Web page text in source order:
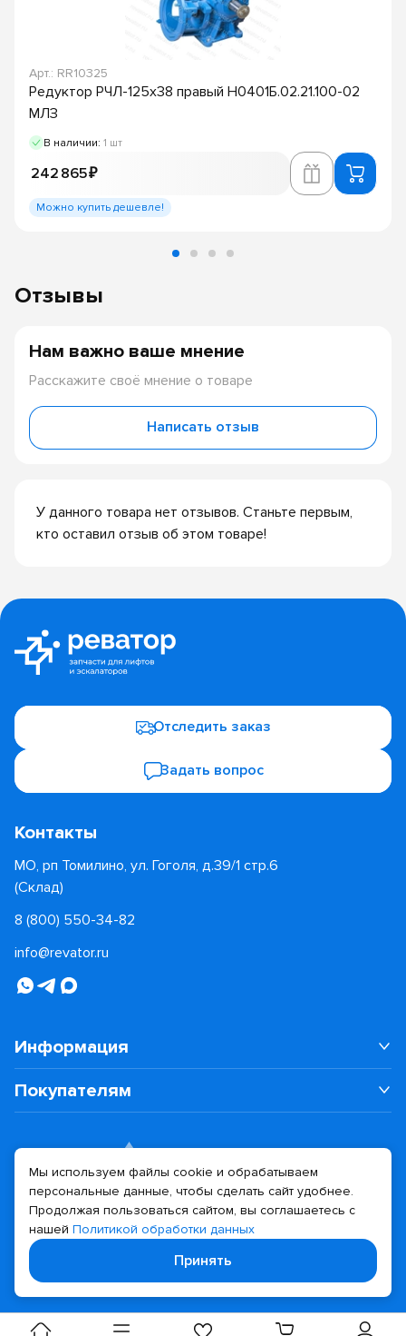
Арт.: RR10325
Редуктор РЧЛ-125х38 правый Н0401Б.02.21.100-02
МЛЗ
В наличии: 1 шт
242 865 ₽
Можно купить дешевле!
Отзывы
У данного товара нет отзывов. Станьте первым,
кто оставил отзыв об этом товаре!
Нам важно ваше мнение
Расскажите своё мнение о товаре
Написать отзыв
Отследить заказ
Задать вопрос
Контакты
МО, рп Томилино, ул. Гоголя, д.39/1 стр.6
(Склад)
8 (800) 550-34-82
info@revator.ru
Информация
Покупателям
Политика конфиденциальности
Дизайн сайта Разработка сайта
Мы используем файлы cookie и обрабатываем
персональные данные, чтобы сделать сайт удобнее.
Продолжая пользоваться сайтом, вы соглашаетесь с
нашей Политикой обработки данных
Принять